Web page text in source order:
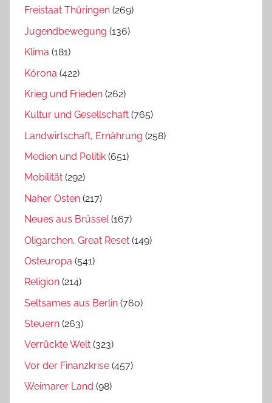
Freistaat Thüringen (269)
Jugendbewegung (136)
Klima (181)
Kórona (422)
Krieg und Frieden (262)
Kultur und Gesellschaft (765)
Landwirtschaft, Ernährung (258)
Medien und Politik (651)
Mobilität (292)
Naher Osten (217)
Neues aus Brüssel(167)
Oligarchen, Great Reset (149)
Osteuropa (541)
Religion (214)
Seltsames aus Berlin (760)
Steuern (263)
Verrückte Welt (323)
Vor der Finanzkrise (457)
Weimarer Land (98)